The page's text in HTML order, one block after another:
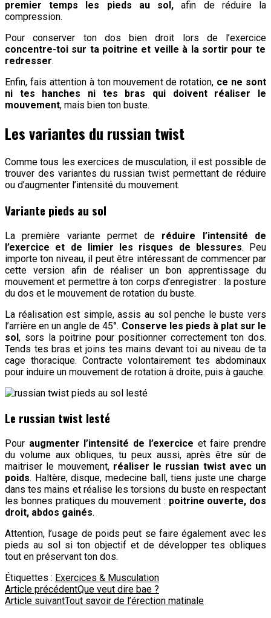
premier temps les pieds au sol, afin de réduire la
compression.
Pour conserver ton dos bien droit lors de l’exercice
concentre-toi sur ta poitrine et veille à la sortir pour te
redresser.
Enfin, fais attention à ton mouvement de rotation, ce ne sont
ni tes hanches ni tes bras qui doivent réaliser le
mouvement, mais bien ton buste.
Les variantes du russian twist
Comme tous les exercices de musculation, il est possible de
trouver des variantes du russian twist permettant de réduire
ou d’augmenter l’intensité du mouvement.
Variante pieds au sol
La première variante permet de réduire l’intensité de
l’exercice et de limier les risques de blessures. Peu
importe ton niveau, il peut être intéressant de commencer par
cette version afin de réaliser un bon apprentissage du
mouvement et permettre à ton corps d’enregistrer : la posture
du dos et le mouvement de rotation du buste.
La réalisation est simple, assis au sol penche le buste vers
l’arrière en un angle de 45°. Conserve les pieds à plat sur le
sol, sors la poitrine pour positionner correctement ton dos.
Tends tes bras et joins tes mains devant toi au niveau de ta
cage thoracique. Contracte volontairement tes abdominaux
pour induire un mouvement de rotation à droite, puis à gauche.
Le russian twist lesté
Pour augmenter l’intensité de l’exercice et faire prendre
du volume aux obliques, tu peux aussi, après être sûr de
maitriser le mouvement,réaliser le russian twist avec un
poids. Haltère, disque, medecine ball, tiens juste une charge
dans tes mains et réalise les torsions du buste en respectant
les bonnes pratiques du mouvement : poitrine ouverte, dos
droit, abdos gainés.
Attention, l’usage de poids peut se faire également avec les
pieds au sol si ton objectif et de développer tes obliques
tout en préservant ton dos.
Étiquettes : Exercices & Musculation
Navigation
d'article
Article précédentQue veut dire bae ?
Article suivantTout savoir de l’érection matinale